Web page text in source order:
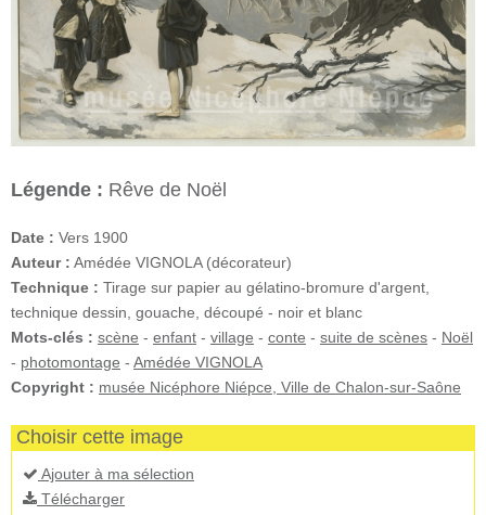
Légende : Rêve de Noël
Date : Vers 1900
Auteur : Amédée VIGNOLA (décorateur)
Technique : Tirage sur papier au gélatino-bromure d'argent,
technique dessin, gouache, découpé - noir et blanc
Mots-clés : scène - enfant - village - conte - suite de scènes - Noël
- photomontage - Amédée VIGNOLA
Copyright : musée Nicéphore Niépce, Ville de Chalon-sur-Saône
Choisir cette image
Ajouter à ma sélection
Télécharger